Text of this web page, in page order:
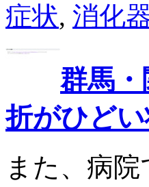
症状, 消化
群馬
折がひどい
また、病